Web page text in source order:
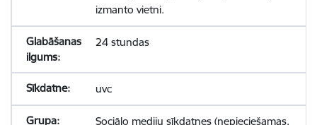
izmanto vietni.
24 stundas
uvc
Sociālo mediju sīkdatnes (nepieciešamas,